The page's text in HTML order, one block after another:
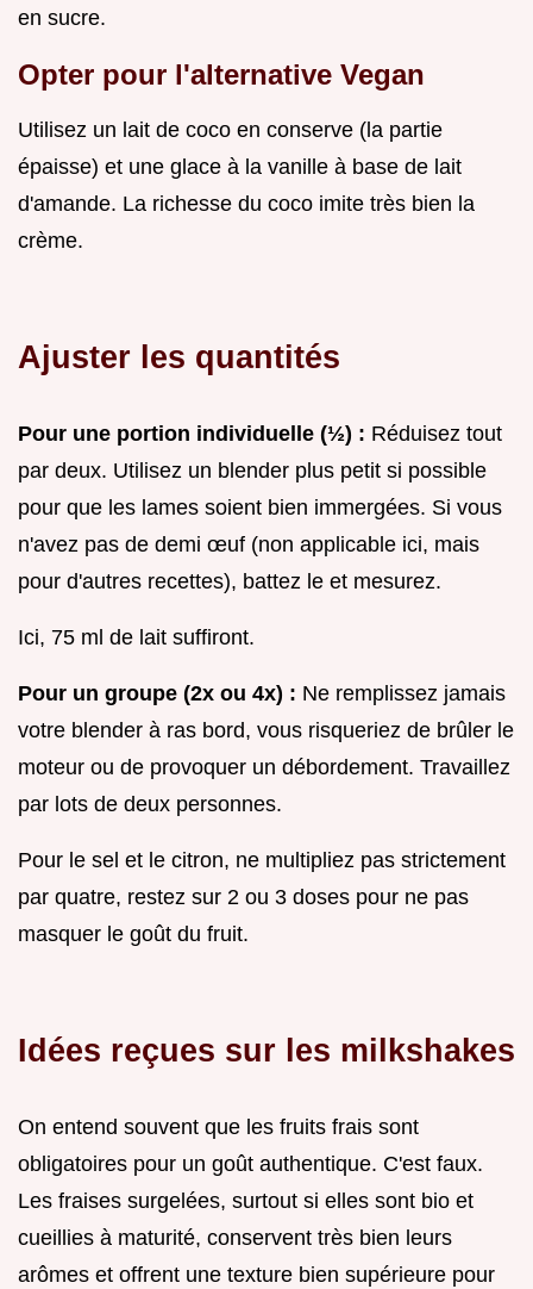
en sucre.
Opter pour l'alternative Vegan
Utilisez un lait de coco en conserve (la partie
épaisse) et une glace à la vanille à base de lait
d'amande. La richesse du coco imite très bien la
crème.
Ajuster les quantités
Pour une portion individuelle (½) : Réduisez tout
par deux. Utilisez un blender plus petit si possible
pour que les lames soient bien immergées. Si vous
n'avez pas de demi œuf (non applicable ici, mais
pour d'autres recettes), battez le et mesurez.
Ici, 75 ml de lait suffiront.
Pour un groupe (2x ou 4x) : Ne remplissez jamais
votre blender à ras bord, vous risqueriez de brûler le
moteur ou de provoquer un débordement. Travaillez
par lots de deux personnes.
Pour le sel et le citron, ne multipliez pas strictement
par quatre, restez sur 2 ou 3 doses pour ne pas
masquer le goût du fruit.
Idées reçues sur les milkshakes
On entend souvent que les fruits frais sont
obligatoires pour un goût authentique. C'est faux.
Les fraises surgelées, surtout si elles sont bio et
cueillies à maturité, conservent très bien leurs
arômes et offrent une texture bien supérieure pour